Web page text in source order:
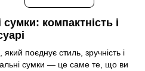
компактність і
поєднує стиль, зручність і
сумки — це саме те, що ви